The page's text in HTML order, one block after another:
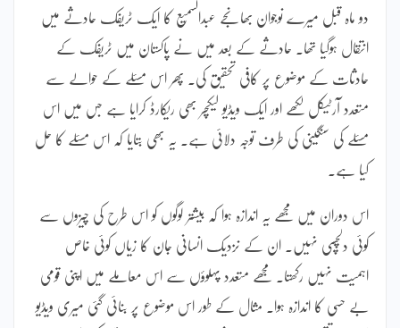
دو ماہ قبل میرے نوجوان بھانجے عبدالسمیع کا ایک ٹریفک حادثے میں
انتقال ہوگیا تھا۔ حادثے کے بعد میں نے پاکستان میں ٹریفک کے
حادثات کے موضوع پر کافی تحقیق کی۔ پھر اس مسئلے کے حوالے سے
متعدد آرٹیکل لکھے اور ایک ویڈیو لیکچر بھی ریکارڈ کرایا ہے جس میں اس
مسئلے کی سنگینی کی طرف توجہ دلائی ہے۔ یہ بھی بتایا کہ اس مسئلے کا حل
کیا ہے۔
اس دوران میں مجھے یہ اندازہ ہوا کہ بیشتر لوگوں کو اس طرح کی چیزوں سے
کوئی دلچسپی نہیں۔ ان کے نزدیک انسانی جان کا زیاں کوئی خاص
اہمیت نہیں رکھتا۔ مجھے متعدد پہلوؤں سے اس معاملے میں اپنی قومی
بے حسی کا اندازہ ہوا۔ مثال کے طور اس موضوع پر بنائی گئی میری ویڈیو